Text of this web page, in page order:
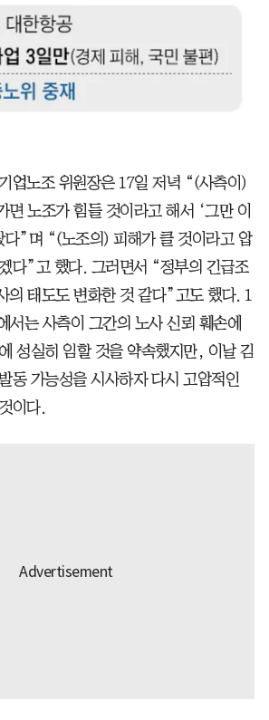
업노조 위원장은 17일 저녁 “(사측이)
면 노조가 힘들 것이라고 해서 ‘그만 이
다”며 “(노조의) 피해가 클 것이라고 압
다”고 했다. 그러면서 “정부의 긴급조
의 태도도 변화한 것 같다”고도 했다. 1
서는 사측이 그간의 노사 신뢰 훼손에
성실히 임할 것을 약속했지만, 이날 김
동 가능성을 시사하자 다시 고압적인
이다.